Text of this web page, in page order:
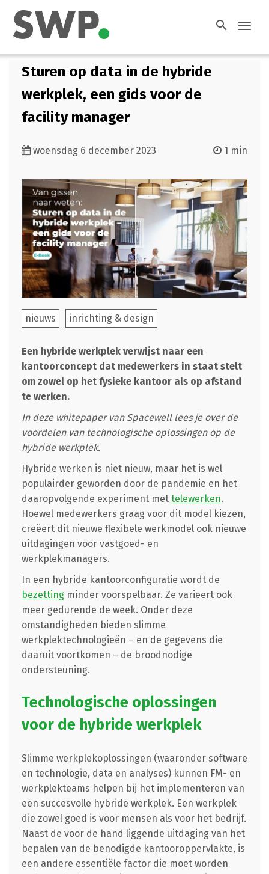
search
Sturen op data in de hybride
werkplek, een gids voor de
facility manager
woensdag 6 december 2023 1 min
nieuws inrichting & design
Een hybride werkplek verwijst naar een
kantoorconcept dat medewerkers in staat stelt
om zowel op het fysieke kantoor als op afstand
te werken.
In deze whitepaper van Spacewell lees je over de
voordelen van technologische oplossingen op de
hybride werkplek.
Hybride werken is niet nieuw, maar het is wel
populairder geworden door de pandemie en het
daaropvolgende experiment met telewerken.
Hoewel medewerkers graag voor dit model kiezen,
creëert dit nieuwe flexibele werkmodel ook nieuwe
uitdagingen voor vastgoed- en
werkplekmanagers.
In een hybride kantoorconfiguratie wordt de
bezettingminder voorspelbaar. Ze varieert ook
meer gedurende de week. Onder deze
omstandigheden bieden slimme
werkplektechnologieën – en de gegevens die
daaruit voortkomen – de broodnodige
ondersteuning.
Technologische oplossingen
voor de hybride werkplek
Slimme werkplekoplossingen (waaronder software
en technologie, data en analyses) kunnen FM- en
werkplekteams helpen bij het implementeren van
een succesvolle hybride werkplek. Een werkplek
die zowel goed is voor mensen als voor het bedrijf.
Naast de voor de hand liggende uitdaging van het
bepalen van de benodigde kantooroppervlakte, is
een andere essentiële factor die moet worden